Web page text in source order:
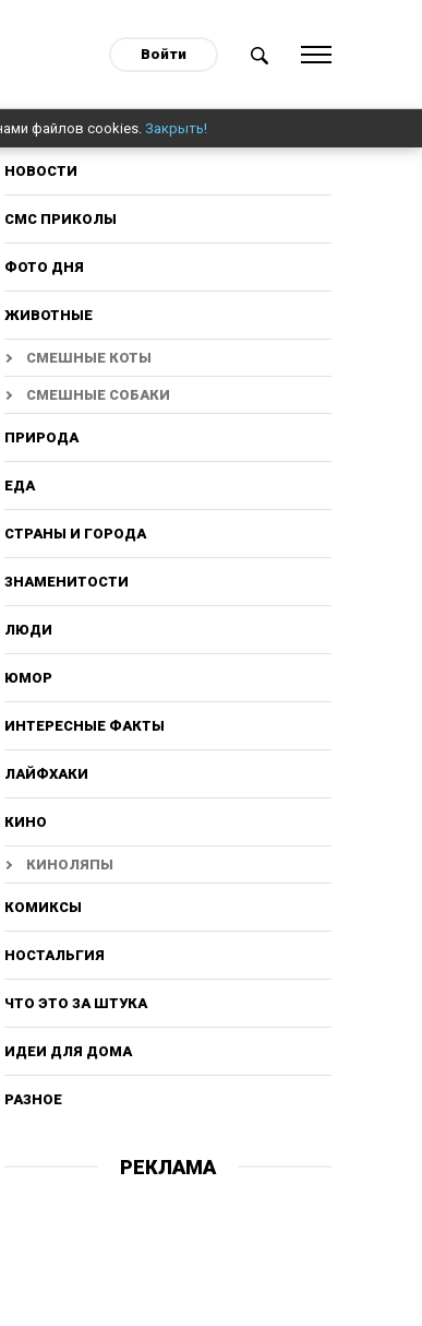
Войти
файлов cookies. Закрыть!
НОВОСТИ
СМС ПРИКОЛЫ
ФОТО ДНЯ
ЖИВОТНЫЕ
СМЕШНЫЕ КОТЫ
СМЕШНЫЕ СОБАКИ
ПРИРОДА
ЕДА
СТРАНЫ И ГОРОДА
ЗНАМЕНИТОСТИ
ЛЮДИ
ЮМОР
ИНТЕРЕСНЫЕ ФАКТЫ
ЛАЙФХАКИ
КИНО
КИНОЛЯПЫ
КОМИКСЫ
НОСТАЛЬГИЯ
ЧТО ЭТО ЗА ШТУКА
ИДЕИ ДЛЯ ДОМА
РАЗНОЕ
РЕКЛАМА